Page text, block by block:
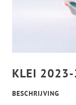
KLEI 2023-
BESCHRIJVING